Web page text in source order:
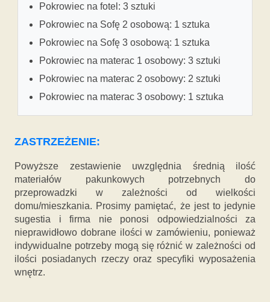
Pokrowiec na fotel: 3 sztuki
Pokrowiec na Sofę 2 osobową: 1 sztuka
Pokrowiec na Sofę 3 osobową: 1 sztuka
Pokrowiec na materac 1 osobowy: 3 sztuki
Pokrowiec na materac 2 osobowy: 2 sztuki
Pokrowiec na materac 3 osobowy: 1 sztuka
ZASTRZEŻENIE:
Powyższe zestawienie uwzględnia średnią ilość
materiałów pakunkowych potrzebnych do
przeprowadzki w zależności od wielkości
domu/mieszkania. Prosimy pamiętać, że jest to jedynie
sugestia i firma nie ponosi odpowiedzialności za
nieprawidłowo dobrane ilości w zamówieniu, ponieważ
indywidualne potrzeby mogą się różnić w zależności od
ilości posiadanych rzeczy oraz specyfiki wyposażenia
wnętrz.